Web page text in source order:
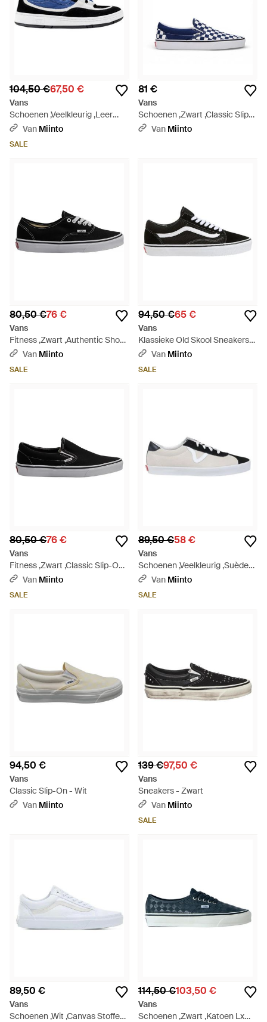
104,50 €67,50 €
Vans
Schoenen ,Veelkleurig ,Leer
Urban Comfort Sneakers -
Van Miinto
SALE
81 €
Vans
Schoenen ,Zwart ,Classic Slip-
On Checkerboard Shoe - Blauw
Van Miinto
80,50 €76 €
Vans
Fitness ,Zwart ,Authentic Shoe
- Zwart
Van Miinto
SALE
94,50 €65 €
Vans
Klassieke Old Skool Sneakers
Zwart/Wit - Zwart
Van Miinto
SALE
80,50 €76 €
Vans
Fitness ,Zwart ,Classic Slip-On -
Zwart
Van Miinto
SALE
89,50 €58 €
Vans
Schoenen ,Veelkleurig ,Suède
Sport Suede Low Top Sneaker -
Van Miinto
SALE
94,50 €
Vans
Classic Slip-On - Wit
Van Miinto
139 €97,50 €
Vans
Sneakers - Zwart
Van Miinto
SALE
89,50 €
Vans
Schoenen ,Wit ,Canvas Stoffen
114,50 €103,50 €
Vans
Schoenen ,Zwart ,Katoen Lx